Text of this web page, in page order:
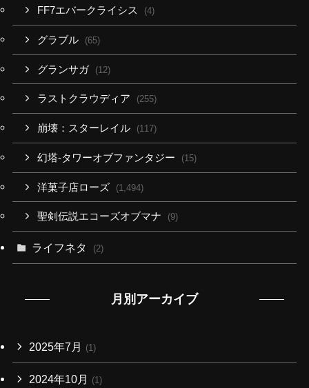
FF7エバークライシス (4)
グラブル (65)
グランサガ (12)
ラストクラウディア (255)
崩壊：スターレイル (117)
幻塔-タワーオブファンタジー (15)
洋菓子店ローズ (1,494)
聖剣伝説エコーズオブマナ (9)
ライフネタ (2)
月別アーカイブ
2025年7月 (1)
2024年10月 (1)